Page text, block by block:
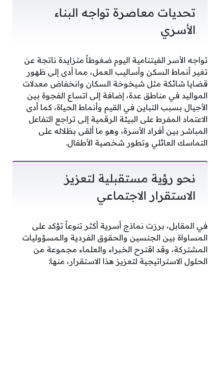
تحديات معاصرة تواجه البناء
الأسري
تواجه الأسر الفيتنامية اليوم ضغوطاً متزايدة ناتجة عن
تغير أنماط السكن وأساليب العمل، مما أدى إلى ظهور
قضايا شائكة مثل شيخوخة السكان وانخفاض معدلات
المواليد في مناطق عدة، إضافة إلى اتساع الفجوة بين
الأجيال بسبب التباين في القيم وأنماط الحياة، كما أدى
الاعتماد المفرط على البيئة الرقمية إلى تراجع التفاعل
المباشر بين أفراد الأسرة، وهو ما ألقى بظلاله على
التماسك العائلي وتطور شخصية الأطفال.
نحو رؤية مستقبلية لتعزيز
الاستقرار الاجتماعي
في المقابل، برزت نماذج أسرية أكثر تنوعاً تؤكد على
المساواة بين الجنسين والحقوق الفردية والمسؤوليات
المشتركة، وقد اقترح الخبراء والعلماء مجموعة من
الحلول الاستراتيجية لتعزيز هذا الاستقرار، منها: